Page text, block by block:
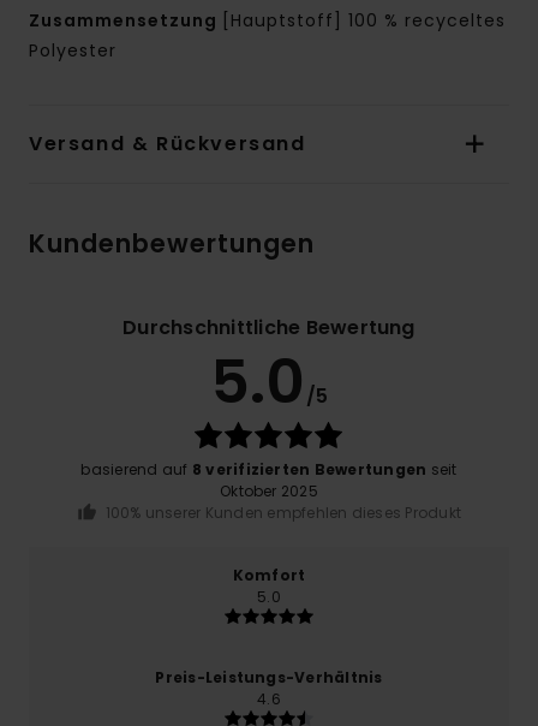
Zusammensetzung
[Hauptstoff] 100 % recyceltes
Polyester
Versand & Rückversand
Kundenbewertungen
Durchschnittliche Bewertung
5.0 /5
basierend auf 8 verifizierten Bewertungen seit
Oktober 2025
100% unserer Kunden empfehlen dieses Produkt
Komfort
5.0
Preis-Leistungs-Verhältnis
4.6